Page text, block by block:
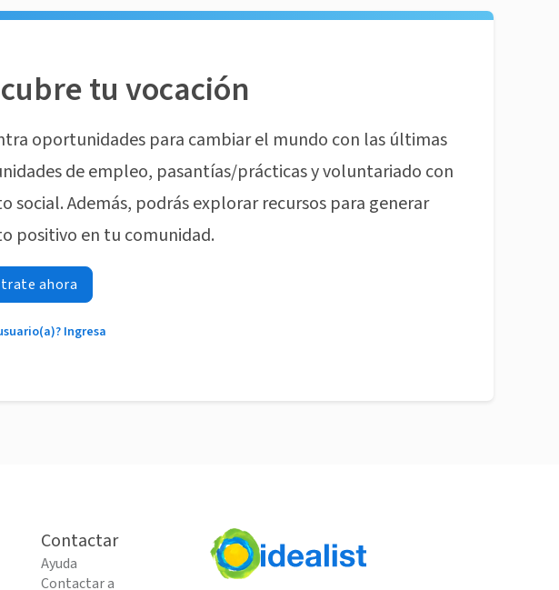
tu vocación
oportunidades para cambiar el mundo con las últimas
de empleo, pasantías/prácticas y voluntariado con
social. Además, podrás explorar recursos para generar
positivo en tu comunidad.
ahora
Ingresa
Contactar
Ayuda
Contactar a